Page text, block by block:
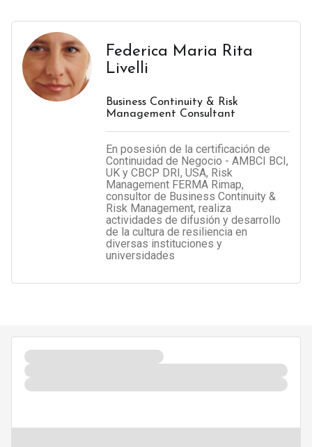
Federica Maria Rita
Livelli
Business Continuity & Risk
Management Consultant
En posesión de la certificación de
Continuidad de Negocio - AMBCI BCI,
UK y CBCP DRI, USA, Risk
Management FERMA Rimap,
consultor de Business Continuity &
Risk Management, realiza
actividades de difusión y desarrollo
de la cultura de resiliencia en
diversas instituciones y
universidades